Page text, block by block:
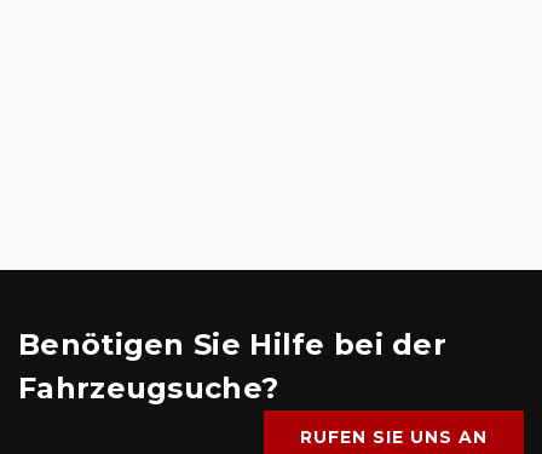
Benötigen Sie Hilfe bei der
Fahrzeugsuche?
RUFEN SIE UNS AN